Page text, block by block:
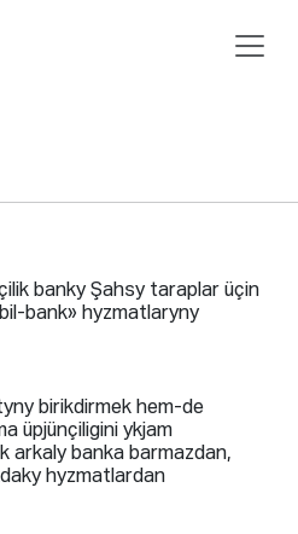
banky Şahsy taraplar üçin
bank» hyzmatlaryny
birikdirmek hem-de
üpjünçiligini ykjam
arkaly banka barmazdan,
hyzmatlardan